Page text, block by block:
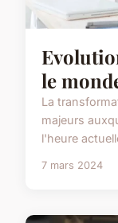
le
La
majeurs
l'heure
7 mars 2024